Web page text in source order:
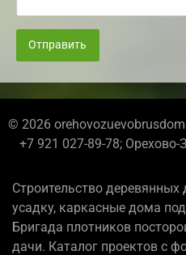
Отправить
© 2026
+7 921 027-89-78;
Строительство
усадку, каркасные дома
Бригада плотников
дачи. Каталог проектов с